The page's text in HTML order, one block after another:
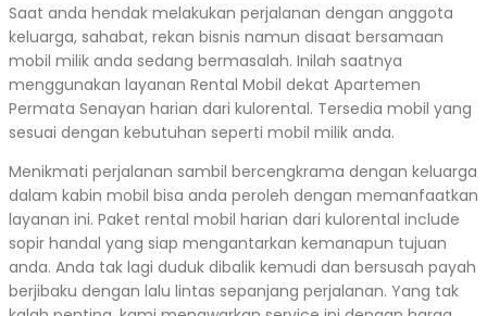
Saat anda hendak melakukan perjalanan dengan anggota
keluarga, sahabat, rekan bisnis namun disaat bersamaan
mobil milik anda sedang bermasalah. Inilah saatnya
menggunakan layanan Rental Mobil dekat Apartemen
Permata Senayan harian dari kulorental. Tersedia mobil yang
sesuai dengan kebutuhan seperti mobil milik anda.
Menikmati perjalanan sambil bercengkrama dengan keluarga
dalam kabin mobil bisa anda peroleh dengan memanfaatkan
layanan ini. Paket rental mobil harian dari kulorental include
sopir handal yang siap mengantarkan kemanapun tujuan
anda. Anda tak lagi duduk dibalik kemudi dan bersusah payah
berjibaku dengan lalu lintas sepanjang perjalanan. Yang tak